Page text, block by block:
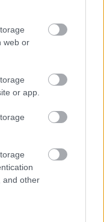
web or
or app.
and other
– JUBILEUMI
id/7843652